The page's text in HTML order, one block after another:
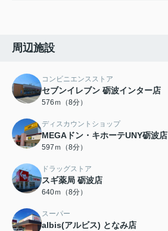
周辺施設
コンビニエンスストア
セブンイレブン 砺波インター店
576ｍ（8分）
ディスカウントショップ
MEGAドン・キホーテUNY砺波店
597ｍ（8分）
ドラッグストア
スギ薬局 砺波店
640ｍ（8分）
スーパー
albis(アルビス) となみ店